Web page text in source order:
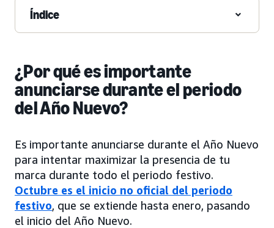
Índice
¿Por qué es importante
anunciarse durante el periodo
del Año Nuevo?
Es importante anunciarse durante el Año Nuevo
para intentar maximizar la presencia de tu
marca durante todo el periodo festivo.
Octubre es el inicio no oficial del periodo
festivo, que se extiende hasta enero, pasando
el inicio del Año Nuevo.